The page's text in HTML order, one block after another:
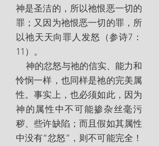
神是圣洁的，所以祂恨恶一切的
罪；又因为祂恨恶一切的罪，所
以祂天天向罪人发怒（参诗7：
11）。
怜悯一样，也同样是祂的完美属
性。事实上，也必须如此，因为
神的属性中不可能掺杂丝毫污
秽、些许缺陷；而且假如其属性
中没有“忿怒”，则不可能完全！